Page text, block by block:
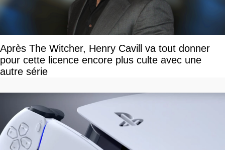
Après The Witcher, Henry Cavill va tout donner
pour cette licence encore plus culte avec une
autre série